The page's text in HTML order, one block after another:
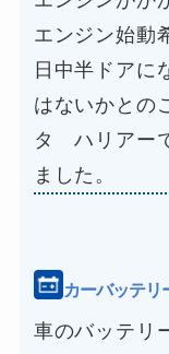
エンジン始動
日中半ドアに
はないかとの
タ ハリアー
ました。
カーバッテリ
車のバッテリ